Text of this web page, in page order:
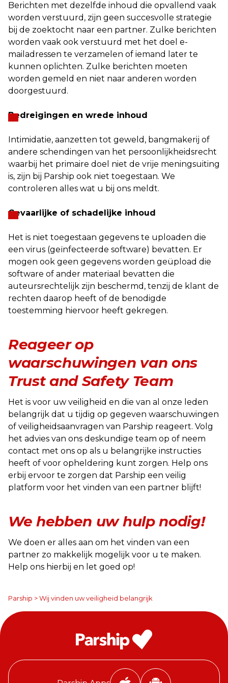
Berichten met dezelfde inhoud die opvallend vaak
worden verstuurd, zijn geen succesvolle strategie
bij de zoektocht naar een partner. Zulke berichten
worden vaak ook verstuurd met het doel e-
mailadressen te verzamelen of iemand later te
kunnen oplichten. Zulke berichten moeten
worden gemeld en niet naar anderen worden
doorgestuurd.
Bedreigingen en wrede inhoud
Intimidatie, aanzetten tot geweld, bangmakerij of
andere schendingen van het persoonlijkheidsrecht
waarbij het primaire doel niet de vrije meningsuiting
is, zijn bij Parship ook niet toegestaan. We
controleren alles wat u bij ons meldt.
Gevaarlijke of schadelijke inhoud
Het is niet toegestaan gegevens te uploaden die
een virus (geïnfecteerde software) bevatten. Er
mogen ook geen gegevens worden geüpload die
software of ander materiaal bevatten die
auteursrechtelijk zijn beschermd, tenzij de klant de
rechten daarop heeft of de benodigde
toestemming hiervoor heeft gekregen.
Reageer op
waarschuwingen van ons
Trust and Safety Team
Het is voor uw veiligheid en die van al onze leden
belangrijk dat u tijdig op gegeven waarschuwingen
of veiligheidsaanvragen van Parship reageert. Volg
het advies van ons deskundige team op of neem
contact met ons op als u belangrijke instructies
heeft of voor opheldering kunt zorgen. Help ons
erbij ervoor te zorgen dat Parship een veilig
platform voor het vinden van een partner blijft!
We hebben uw hulp nodig!
We doen er alles aan om het vinden van een
partner zo makkelijk mogelijk voor u te maken.
Help ons hierbij en let goed op!
Parship >Wij vinden uw veiligheid belangrijk